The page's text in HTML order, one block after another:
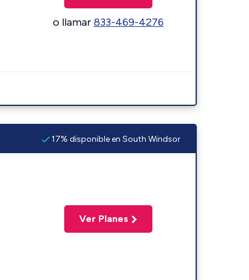
o llamar833-469-4276
17% disponible en South Windsor
Ver Planes